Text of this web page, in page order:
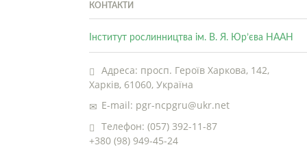
КОНТАКТИ
Інститут рослинництва ім. В. Я. Юр’єва НААН
Адреса: просп. Героїв Харкова, 142,
Харків, 61060, Україна
E-mail: pgr-ncpgru@ukr.net
Телефон: (057) 392-11-87
+380 (98) 949-45-24